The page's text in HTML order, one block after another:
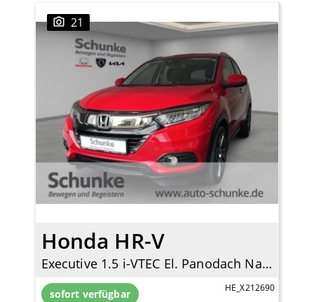
21
Honda HR-V
Executive 1.5 i-VTEC El. Panodach Navi LED Mehrzonenklima DAB SD SHZ Keyless Entry
sofort verfügbar HE_X212690